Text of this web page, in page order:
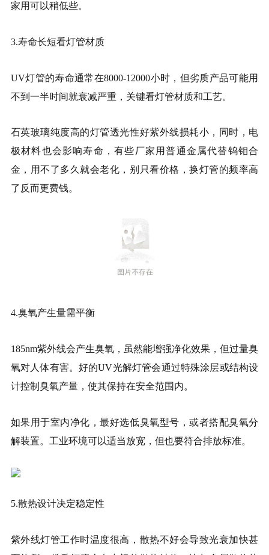
家用可以稍低些。
3.寿命长短看灯管材质
UV灯管的寿命通常在8000-12000小时，但劣质产品可能用
不到一半时间就衰减严重，关键看灯管材质和工艺。
石英玻璃纯度高的灯管透光性好紫外线损耗小，同时，电
极材料也会影响寿命，有些厂家用普通金属代替钨钼合
金，用不了多久就会老化，别只看价格，换灯管的频率高
了反而更费钱。
4.臭氧产生量需平衡
185nm紫外线会产生臭氧，虽然能增强净化效果，但过量臭
氧对人体有害。好的UV光解灯管会通过特殊涂层或结构设
计控制臭氧产量，使其保持在安全范围内。
如果用于室内净化，最好选低臭氧型号，或者搭配臭氧分
解装置。工业环境可以适当放宽，但也要符合排放标准。
5.散热设计决定稳定性
紫外线灯管工作时温度很高，散热不好会导致光衰加快甚